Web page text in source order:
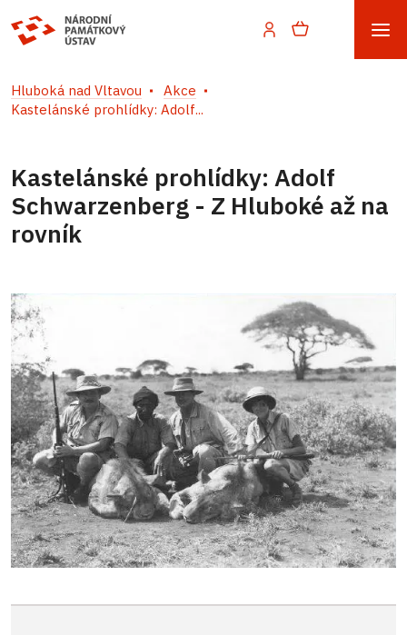
Hluboká nad Vltavou
Akce
Kastelánské prohlídky: Adolf...
Kastelánské prohlídky: Adolf
Schwarzenberg - Z Hluboké až na
rovník